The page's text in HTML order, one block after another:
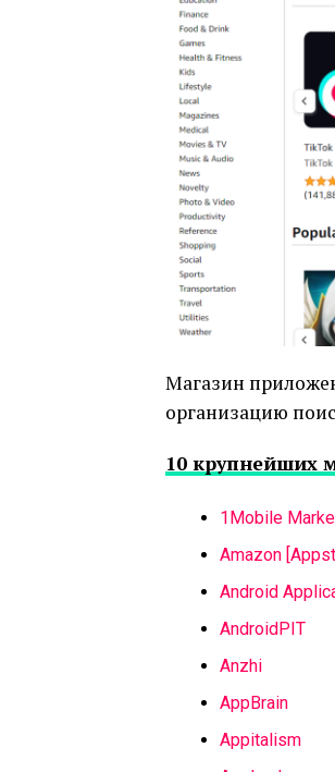
Магазин
организацию
10 крупнейших
1Mobile
Amazon
Android
AndroidPIT
Anzhi
AppBrain
Appitalism